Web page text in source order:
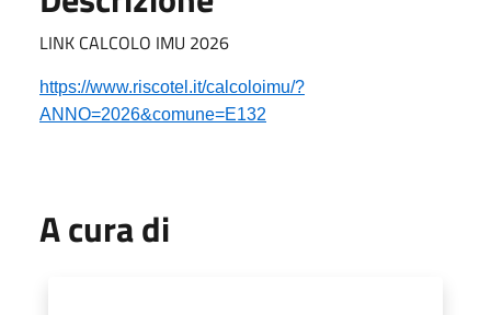
LINK CALCOLO IMU 2026
https://www.riscotel.it/calcoloimu/?
ANNO=2026&comune=E132
A cura di